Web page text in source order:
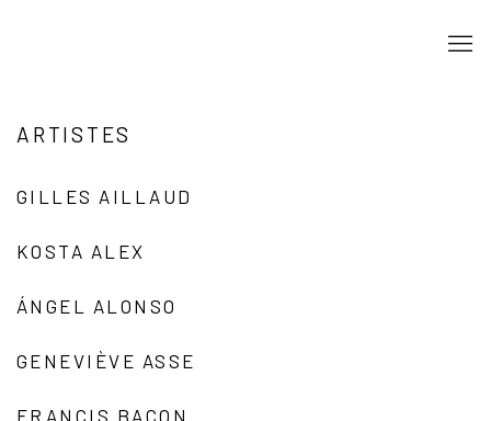
ARTISTES
GILLES AILLAUD
KOSTA ALEX
ÁNGEL ALONSO
GENEVIÈVE ASSE
FRANCIS BACON